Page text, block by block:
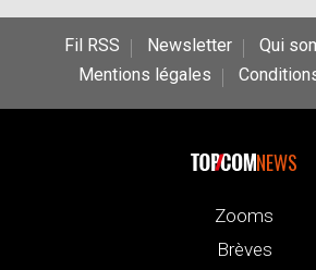
Fil RSS Newsletter
Qui
Mentions légales
NEWS
Zooms
Brèves